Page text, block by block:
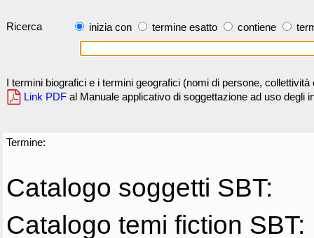
Ricerca inizia con termine esatto contiene
I termini biografici e i termini geografici (nomi di persone,
Link PDF al Manuale applicativo di soggettazione ad uso degli
Termine:
Catalogo soggetti SBT:
Catalogo temi fiction SBT: